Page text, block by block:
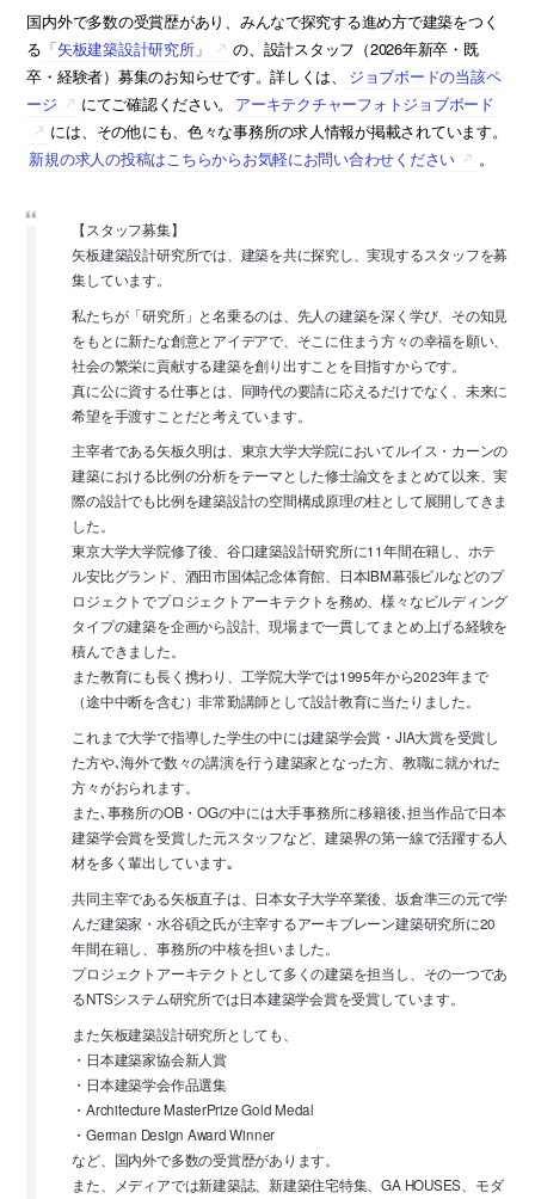
国内外で多数の受賞歴があり、みんなで探究する進め方で建築をつく
る 「矢板建築設計研究所」
の、設計スタッフ（2026年新卒・既
卒・経験者）募集のお知らせです。詳しくは、
ジョブボードの当該ペ
ージ
にてご確認ください。
アーキテクチャーフォトジョブボード
には、その他にも、色々な事務所の求人情報が掲載されています。
新規の求人の投稿はこちらからお気軽にお問い合わせください
。
【スタッフ募集】
矢板建築設計研究所では、建築を共に探究し、実現するスタッフを募
集しています。
私たちが「研究所」と名乗るのは、先人の建築を深く学び、その知見
をもとに新たな創意とアイデアで、そこに住まう方々の幸福を願い、
社会の繁栄に貢献する建築を創り出すことを目指すからです。
真に公に資する仕事とは、同時代の要請に応えるだけでなく、未来に
希望を手渡すことだと考えています。
主宰者である矢板久明は、東京大学大学院においてルイス・カーンの
建築における比例の分析をテーマとした修士論文をまとめて以来、実
際の設計でも比例を建築設計の空間構成原理の柱として展開してきま
した。
東京大学大学院修了後、谷口建築設計研究所に11年間在籍し、ホテ
ル安比グランド、酒田市国体記念体育館、日本IBM幕張ビルなどのプ
ロジェクトでプロジェクトアーキテクトを務め、様々なビルディング
タイプの建築を企画から設計、現場まで一貫してまとめ上げる経験を
積んできました。
また教育にも長く携わり、工学院大学では1995年から2023年まで
（途中中断を含む）非常勤講師として設計教育に当たりました。
これまで大学で指導した学生の中には建築学会賞・JIA大賞を受賞し
た方や､海外で数々の講演を行う建築家となった方、教職に就かれた
方々がおられます。
また､事務所のOB・OGの中には大手事務所に移籍後､担当作品で日本
建築学会賞を受賞した元スタッフなど、建築界の第一線で活躍する人
材を多く輩出しています｡
共同主宰である矢板直子は、日本女子大学卒業後、坂倉準三の元で学
んだ建築家・水谷碩之氏が主宰するアーキブレーン建築研究所に20
年間在籍し、事務所の中核を担いました。
プロジェクトアーキテクトとして多くの建築を担当し、その一つであ
るNTSシステム研究所では日本建築学会賞を受賞しています。
また矢板建築設計研究所としても、
・日本建築家協会新人賞
・日本建築学会作品選集
・Architecture MasterPrize Gold Medal
・German Design Award Winner
など、国内外で多数の受賞歴があります。
また、メディアでは新建築誌、新建築住宅特集、GA HOUSES、モダ